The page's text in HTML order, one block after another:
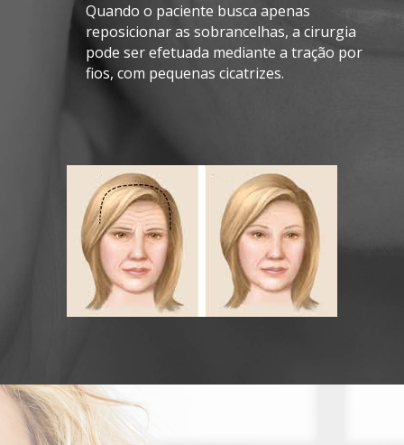
Quando o paciente busca apenas
reposicionar as sobrancelhas, a cirurgia
pode ser efetuada mediante a tração por
fios, com pequenas cicatrizes.